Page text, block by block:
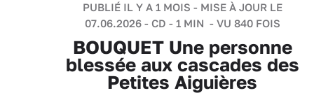
PUBLIÉ IL Y A 1 MOIS - MISE À JOUR LE
07.06.2026 - CD - 1 MIN - VU 840 FOIS
BOUQUET Une personne
blessée aux cascades des
Petites Aiguières